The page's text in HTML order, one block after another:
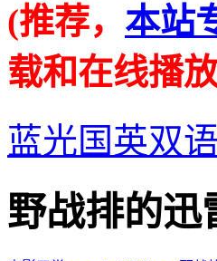
(推荐， 本站
载和在线播
蓝光国英双
野战排的迅